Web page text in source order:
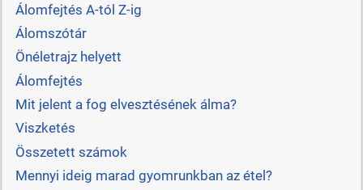
Álomfejtés A-tól Z-ig
Álomszótár
Önéletrajz helyett
Álomfejtés
Mit jelent a fog elvesztésének álma?
Viszketés
Összetett számok
Mennyi ideig marad gyomrunkban az étel?